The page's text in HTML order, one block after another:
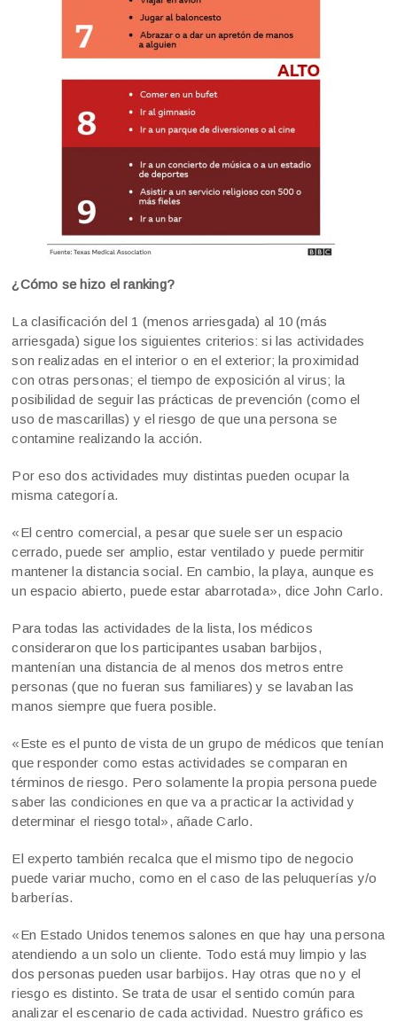
¿Cómo se hizo el ranking?
La clasificación del 1 (menos arriesgada) al 10 (más
arriesgada) sigue los siguientes criterios: si las actividades
son realizadas en el interior o en el exterior; la proximidad
con otras personas; el tiempo de exposición al virus; la
posibilidad de seguir las prácticas de prevención (como el
uso de mascarillas) y el riesgo de que una persona se
contamine realizando la acción.
Por eso dos actividades muy distintas pueden ocupar la
misma categoría.
«El centro comercial, a pesar que suele ser un espacio
cerrado, puede ser amplio, estar ventilado y puede permitir
mantener la distancia social. En cambio, la playa, aunque es
un espacio abierto, puede estar abarrotada», dice John Carlo.
Para todas las actividades de la lista, los médicos
consideraron que los participantes usaban barbijos,
mantenían una distancia de al menos dos metros entre
personas (que no fueran sus familiares) y se lavaban las
manos siempre que fuera posible.
«Este es el punto de vista de un grupo de médicos que tenían
que responder como estas actividades se comparan en
términos de riesgo. Pero solamente la propia persona puede
saber las condiciones en que va a practicar la actividad y
determinar el riesgo total», añade Carlo.
El experto también recalca que el mismo tipo de negocio
puede variar mucho, como en el caso de las peluquerías y/o
barberías.
«En Estado Unidos tenemos salones en que hay una persona
atendiendo a un solo un cliente. Todo está muy limpio y las
dos personas pueden usar barbijos. Hay otras que no y el
riesgo es distinto. Se trata de usar el sentido común para
analizar el escenario de cada actividad. Nuestro gráfico es